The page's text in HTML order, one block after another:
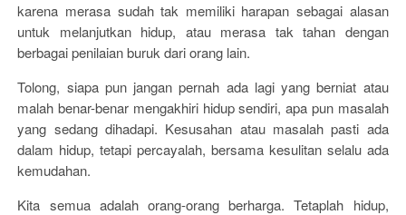
karena merasa sudah tak memiliki harapan sebagai alasan
untuk melanjutkan hidup, atau merasa tak tahan dengan
berbagai penilaian buruk dari orang lain.
Tolong, siapa pun jangan pernah ada lagi yang berniat atau
malah benar-benar mengakhiri hidup sendiri, apa pun masalah
yang sedang dihadapi. Kesusahan atau masalah pasti ada
dalam hidup, tetapi percayalah, bersama kesulitan selalu ada
kemudahan.
Kita semua adalah orang-orang berharga. Tetaplah hidup,